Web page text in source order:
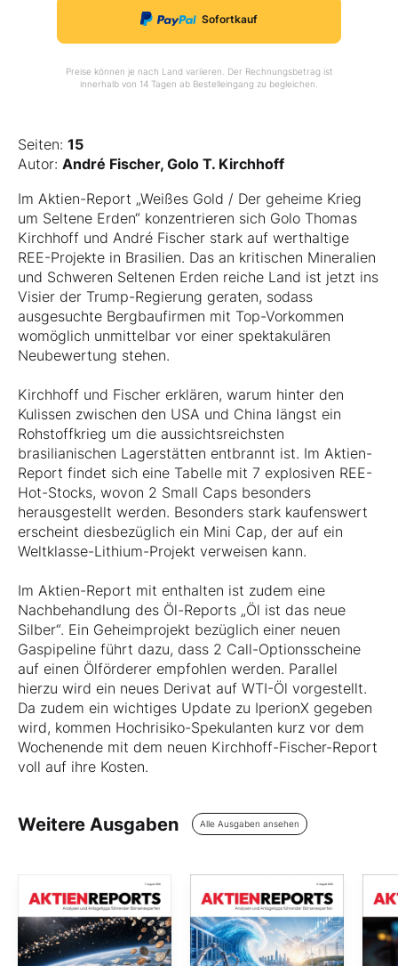
Sofortkauf
Preise können je nach Land variieren. Der Rechnungsbetrag ist
innerhalb von 14 Tagen ab Bestelleingang zu begleichen.
Seiten: 15
Autor: André Fischer, Golo T. Kirchhoff
Im Aktien-Report „Weißes Gold / Der geheime Krieg
um Seltene Erden“ konzentrieren sich Golo Thomas
Kirchhoff und André Fischer stark auf werthaltige
REE-Projekte in Brasilien. Das an kritischen Mineralien
und Schweren Seltenen Erden reiche Land ist jetzt ins
Visier der Trump-Regierung geraten, sodass
ausgesuchte Bergbaufirmen mit Top-Vorkommen
womöglich unmittelbar vor einer spektakulären
Neubewertung stehen.
Kirchhoff und Fischer erklären, warum hinter den
Kulissen zwischen den USA und China längst ein
Rohstoffkrieg um die aussichtsreichsten
brasilianischen Lagerstätten entbrannt ist. Im Aktien-
Report findet sich eine Tabelle mit 7 explosiven REE-
Hot-Stocks, wovon 2 Small Caps besonders
herausgestellt werden. Besonders stark kaufenswert
erscheint diesbezüglich ein Mini Cap, der auf ein
Weltklasse-Lithium-Projekt verweisen kann.
Im Aktien-Report mit enthalten ist zudem eine
Nachbehandlung des Öl-Reports „Öl ist das neue
Silber“. Ein Geheimprojekt bezüglich einer neuen
Gaspipeline führt dazu, dass 2 Call-Optionsscheine
auf einen Ölförderer empfohlen werden. Parallel
hierzu wird ein neues Derivat auf WTI-Öl vorgestellt.
Da zudem ein wichtiges Update zu IperionX gegeben
wird, kommen Hochrisiko-Spekulanten kurz vor dem
Wochenende mit dem neuen Kirchhoff-Fischer-Report
voll auf ihre Kosten.
Weitere Ausgaben Alle Ausgaben ansehen